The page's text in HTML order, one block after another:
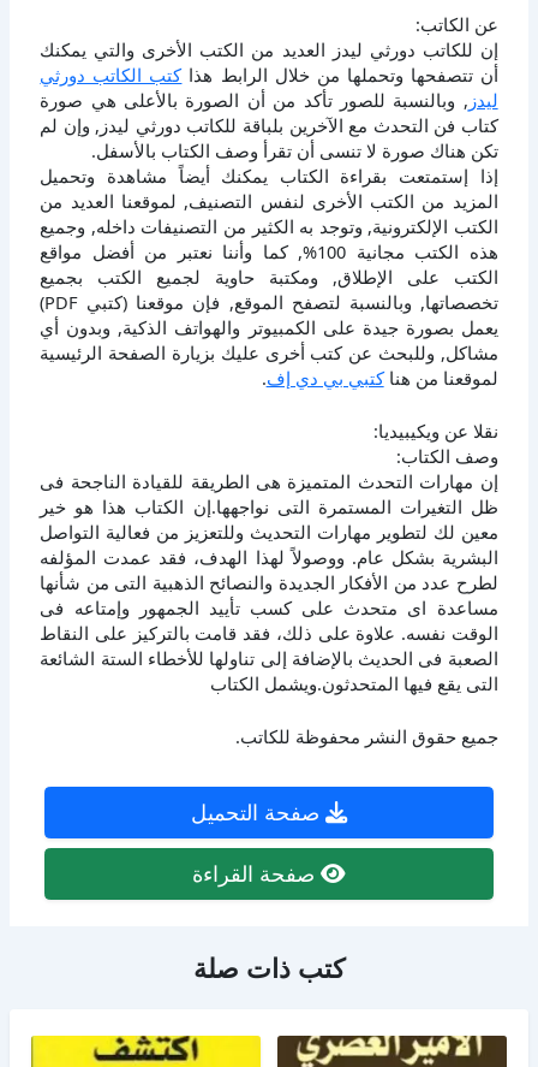
عن الكاتب:
إن للكاتب دورثي ليدز العديد من الكتب الأخرى والتي يمكنك
أن تتصفحها وتحملها من خلال الرابط هذاكتب الكاتب دورثي
ليدز , وبالنسبة للصور تأكد من أن الصورة بالأعلى هي صورة
كتاب فن التحدث مع الآخرين بلباقة للكاتب دورثي ليدز, وإن لم
تكن هناك صورة لا تنسى أن تقرأ وصف الكتاب بالأسفل.
إذا إستمتعت بقراءة الكتاب يمكنك أيضاً مشاهدة وتحميل
المزيد من الكتب الأخرى لنفس التصنيف, لموقعنا العديد من
الكتب الإلكترونية, وتوجد به الكثير من التصنيفات داخله, وجميع
هذه الكتب مجانية 100%, كما وأننا نعتبر من أفضل مواقع
الكتب على الإطلاق, ومكتبة حاوية لجميع الكتب بجميع
تخصصاتها, وبالنسبة لتصفح الموقع, فإن موقعنا (كتبي PDF)
يعمل بصورة جيدة على الكمبيوتر والهواتف الذكية, وبدون أي
مشاكل, وللبحث عن كتب أخرى عليك بزيارة الصفحة الرئيسية
لموقعنا من هناكتبي بي دي إف.
نقلا عن ويكيبيديا:
وصف الكتاب:
إن مهارات التحدث المتميزة هى الطريقة للقيادة الناجحة فى
ظل التغيرات المستمرة التى نواجهها.إن الكتاب هذا هو خير
معين لك لتطوير مهارات التحديث وللتعزيز من فعالية التواصل
البشرية بشكل عام. ووصولاً لهذا الهدف، فقد عمدت المؤلفه
لطرح عدد من الأفكار الجديدة والنصائح الذهبية التى من شأنها
مساعدة اى متحدث على كسب تأييد الجمهور وإمتاعه فى
الوقت نفسه. علاوة على ذلك، فقد قامت بالتركيز على النقاط
الصعبة فى الحديث بالإضافة إلى تناولها للأخطاء الستة الشائعة
التى يقع فيها المتحدثون.ويشمل الكتاب
جميع حقوق النشر محفوظة للكاتب.
صفحة التحميل
صفحة القراءة
كتب ذات صلة